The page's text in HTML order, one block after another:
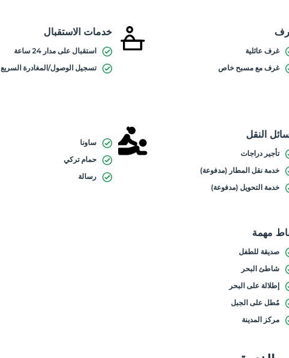
غرف عائلية
غرف مع مسبح خاص
خدمات الاستقبال
استقبال على مدار 24 ساعة
تسجيل الوصول/المغادرة السريع
النقل
تأجير دراجات
خدمة نقل المطار (مدفوعة)
خدمة التحويل (مدفوعة)
ساونا
حمام تركي
رسالة
مهمة
صديقة للطفل
شاطئ البحر
إطلالة على البحر
مُطل على الجبل
مركز المدينة